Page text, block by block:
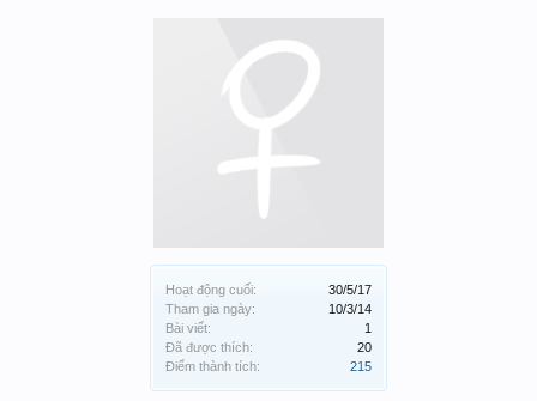
Hoạt động cuối:
30/5/17
Tham gia ngày:
10/3/14
Bài viết:
1
Đã được thích:
20
Điểm thành tích:
215